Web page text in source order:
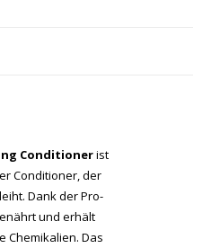
Conditionerist
Conditioner, der
Dank der Pro-
und erhält
Chemikalien. Das